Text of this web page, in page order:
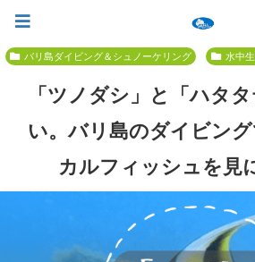
バリ島でいちばん優しい初
バリ島ダイビング＆シュノーケリング 水中
「ツノダシ」と「ハタ
い。バリ島のダイビン
カルフィッシュを見